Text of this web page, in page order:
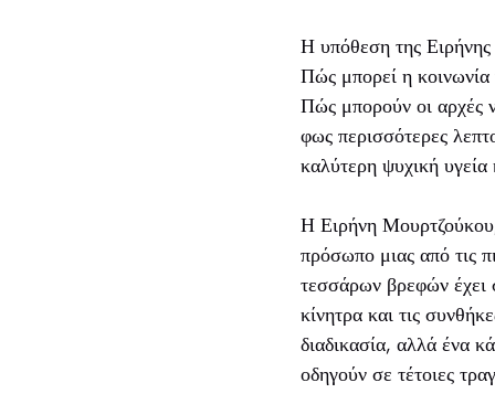
Η υπόθεση της Ειρήνης
Πώς μπορεί η κοινωνία
Πώς μπορούν οι αρχές
φως περισσότερες
καλύτερη ψυχική υγεία
Η Ειρήνη
πρόσωπο μιας από τις
τεσσάρων βρεφών έχει
κίνητρα και τις
διαδικασία, αλλά ένα
οδηγούν σε τέτοιες